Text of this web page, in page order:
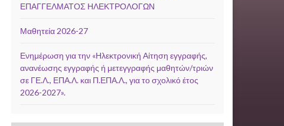
ΕΠΑΓΓΕΛΜΑΤΟΣ ΗΛΕΚΤΡΟΛΟΓΩΝ
Μαθητεία 2026-27
Ενημέρωση για την «Ηλεκτρονική Αίτηση εγγραφής,
ανανέωσης εγγραφής ή μετεγγραφής μαθητών/τριών
σε ΓΕ.Λ., ΕΠΑ.Λ. και Π.ΕΠΑ.Λ., για το σχολικό έτος
2026-2027».